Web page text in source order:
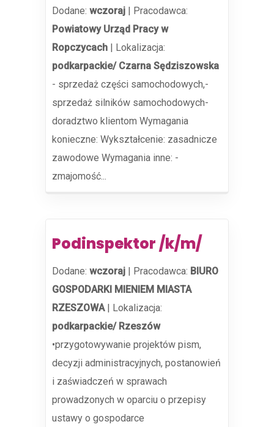
Dodane: wczoraj | Pracodawca:
Powiatowy Urząd Pracy w
Ropczycach | Lokalizacja:
podkarpackie/ Czarna Sędziszowska
- sprzedaż części samochodowych,-
sprzedaż silników samochodowych-
doradztwo klientom Wymagania
konieczne: Wykształcenie: zasadnicze
zawodowe Wymagania inne: -
zmajomość...
Podinspektor /k/m/
Dodane: wczoraj | Pracodawca: BIURO
GOSPODARKI MIENIEM MIASTA
RZESZOWA| Lokalizacja:
podkarpackie/ Rzeszów
•przygotowywanie projektów pism,
decyzji administracyjnych, postanowień
i zaświadczeń w sprawach
prowadzonych w oparciu o przepisy
ustawy o gospodarce